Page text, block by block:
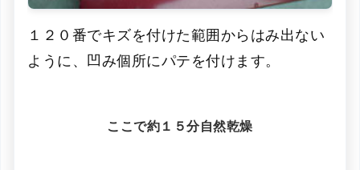
１２０番でキズを付けた範囲からはみ出ない
ように、凹み個所にパテを付けます。
ここで約１５分自然乾燥